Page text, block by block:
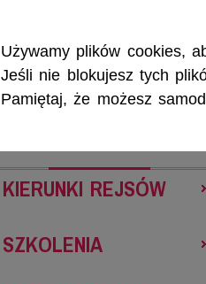
Używamy plików cookies,
Jeśli nie blokujesz tych
Pamiętaj, że możesz
KIERUNKI REJSÓW
SZKOLENIA